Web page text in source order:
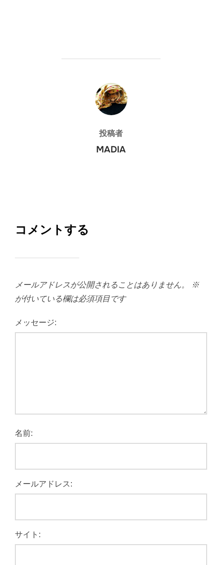
投稿者
投稿者
MADIA
コメントする
メールアドレスが公開されることはありません。
※
が付いている欄は必須項目です
メッセージ:
名前:
メールアドレス:
サイト: